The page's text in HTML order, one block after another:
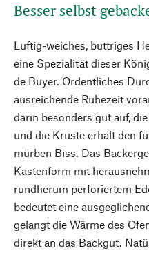
Besser selbst
Luftig-weiches, buttriges
eine Spezialität dieser
de Buyer. Ordentliches
ausreichende Ruhezeit
darin besonders gut auf,
und die Kruste erhält den
mürben Biss. Das
Kastenform mit
rundherum perforiertem
bedeutet eine
gelangt die Wärme des
direkt an das Backgut.